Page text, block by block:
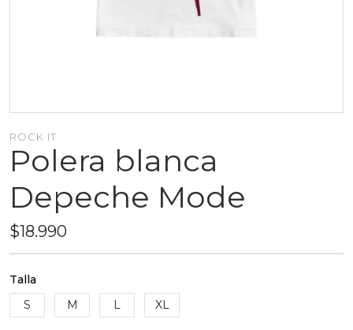
ROCK IT
Polera blanca
Depeche Mode
$18.990
Talla
S
M L XL